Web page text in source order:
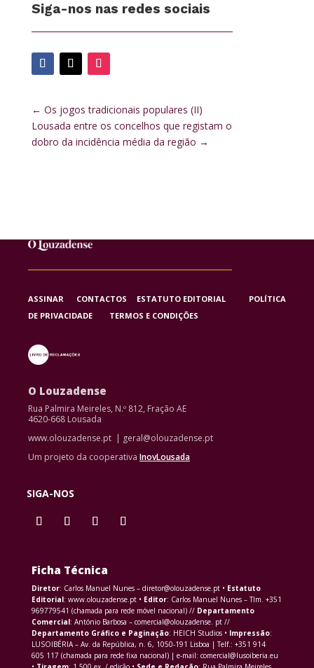
Siga-nos nas redes sociais
← Os jogos tradicionais populares (II)
Lousada entre os concelhos que registam o
dobro da incidência média da região →
ASSINAR CONTACTOS ESTATUTO EDITORIAL POLÍTICA
DE PRIVACIDADE TERMOS E CONDIÇÕES
O Louzadense
Rua Palmira Meireles, N.º 812, Fração AE
4620-668 Lousada
www.olouzadense.pt | geral@olouzadense.pt
Um projeto da cooperativa InovLousada
SIGA-NOS
Ficha Técnica
Diretor: Carlos Manuel Nunes – diretor@olouzadense.pt • Estatuto
Editorial: www.olouzadense.pt • Editor: Carlos Manuel Nunes – Tlm. +351
969779541 (chamada para rede móvel nacional) // Departamento
Comercial: António Barbosa – comercial@olouzadense. pt //
Departamento Gráfico e Paginação: HEICH Studios • Impressão:
LUSOIBÉRIA – Av. da República, n. 6, 1050-191 Lisboa | Telf.: +351 914
605 117 (chamada para rede fixa nacional) | e-mail: comercial@lusoiberia.eu